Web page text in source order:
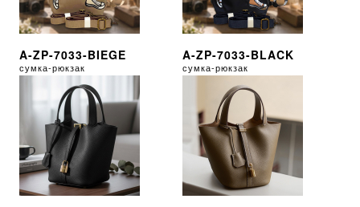
A-ZP-7033-BIEGE
сумка-рюкзак
A-ZP-7033-BLACK
сумка-рюкзак